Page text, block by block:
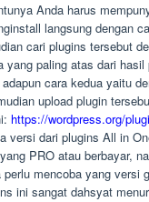
Anda harus
langsung dengan
cari plugins tersebut
yang paling atas dari
cara kedua yaitu
upload plugin
https://wordpress.org/
versi dari plugins All in
PRO atau berbayar,
mencoba yang versi
ini sangat dahsyat